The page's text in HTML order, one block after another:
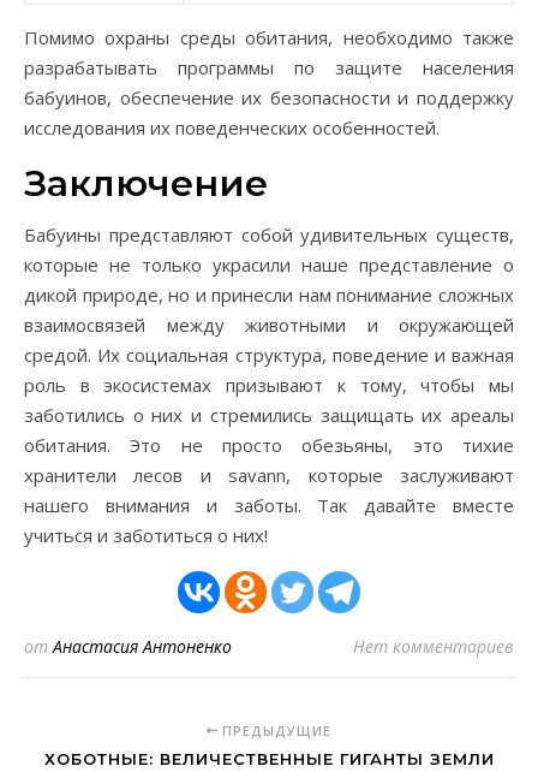
Помимо охраны среды обитания, необходимо также
разрабатывать программы по защите населения
бабуинов, обеспечение их безопасности и поддержку
исследования их поведенческих особенностей.
Заключение
Бабуины представляют собой удивительных существ,
которые не только украсили наше представление о
дикой природе, но и принесли нам понимание сложных
взаимосвязей между животными и окружающей
средой. Их социальная структура, поведение и важная
роль в экосистемах призывают к тому, чтобы мы
заботились о них и стремились защищать их ареалы
обитания. Это не просто обезьяны, это тихие
хранители лесов и savann, которые заслуживают
нашего внимания и заботы. Так давайте вместе
учиться и заботиться о них!
отАнастасия Антоненко Нет комментариев
ПРЕДЫДУЩИЕ
ХОБОТНЫЕ: ВЕЛИЧЕСТВЕННЫЕ ГИГАНТЫ ЗЕМЛИ